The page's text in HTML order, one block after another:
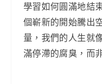
學習如何圓滿地結
個嶄新的開始騰出
量，我們的人生就
滿停滯的腐臭，而